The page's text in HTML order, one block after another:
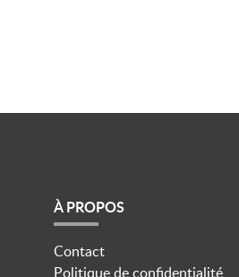
À PROPOS
Contact
Politique de confidentialité